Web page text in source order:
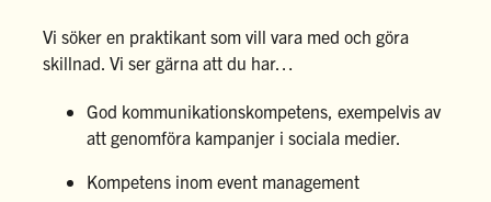
Vi söker en praktikant som vill vara med och göra
skillnad. Vi ser gärna att du har…
God kommunikationskompetens, exempelvis av
att genomföra kampanjer i sociala medier.
Kompetens inom event management